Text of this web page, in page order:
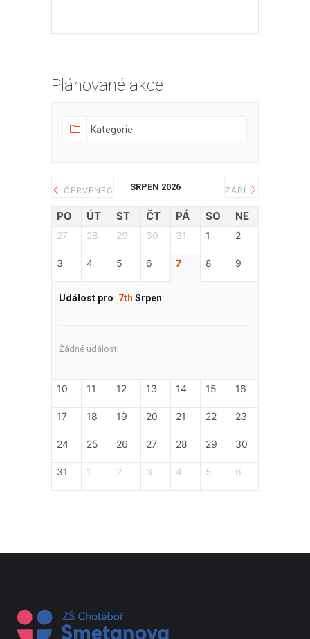
Plánované akce
ČERVENEC SRPEN 2026 ZÁŘÍ
PO ÚT ST ČT PÁ SO NE
27 28 29 30 31 1 2
3 4 5 6 7 8 9
Událost pro 7th Srpen
Žádné události
10 11 12 13 14 15 16
17 18 19 20 21 22 23
24 25 26 27 28 29 30
31 1 2 3 4 5 6